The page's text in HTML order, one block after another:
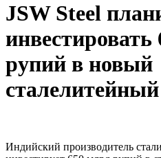
JSW Steel
рупий в новый
сталелитейный
Индийский производитель